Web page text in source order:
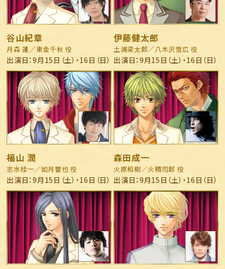
谷山紀章
月森 蓮／東金千秋 役
出演日：9月15日（土）・16日（日）
伊藤健太郎
土浦梁太郎／八木沢雪広 役
出演日：9月15日（土）・16日（日）
福山 潤
志水桂一／如月響也 役
出演日：9月15日（土）・16日（日）
森田成一
火原和樹／火積司郎 役
出演日：9月15日（土）・16日（日）